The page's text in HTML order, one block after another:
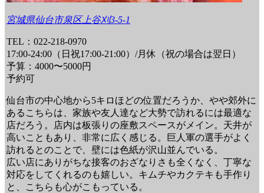
宮城県仙台市泉区上谷刈3-5-1
TEL：022-218-0970
17:00-24:00（日祝17:00-21:00）/月休（祝の場合は翌日）
予算：4000〜5000円
予約可
仙台市の中心地から5キロほどの位置だろうか、やや郊外に
あるこちらは、家族や友人達など大勢で訪れるには最適な
店だろう。店内は板張りの座敷スペースがメイン。天井が
高いこともあり、非常に広く感じる。巨人軍の選手がよく
訪れるとのことで、壁には色紙が沢山並んでいる。
広い店にありがちな接客のおざなりさも全くなく、丁寧な
対応をしてくれるのも嬉しい。キムチやカクテキも手作り
と、こちらも心がこもっている。